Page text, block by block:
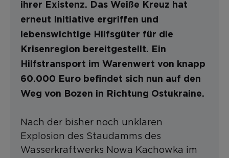
ihrer Existenz. Das Weiße Kreuz hat
erneut Initiative ergriffen und
lebenswichtige Hilfsgüter für die
Krisenregion bereitgestellt. Ein
Hilfstransport im Warenwert von knapp
60.000 Euro befindet sich nun auf den
Weg von Bozen in Richtung Ostukraine.
Nach der bisher noch unklaren
Explosion des Staudamms des
Wasserkraftwerks Nowa Kachowka im